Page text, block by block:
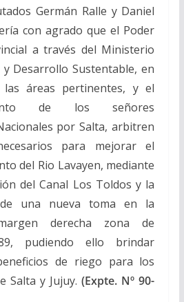
Germán Ralle y Daniel
con agrado que el Poder
a través del Ministerio
y Desarrollo Sustentable, en
áreas pertinentes, y el
de los señores
por Salta, arbitren
para mejorar el
del Rio Lavayen, mediante
del Canal Los Toldos y la
de una nueva toma en la
derecha zona de
pudiendo ello brindar
de riego para los
Salta y Jujuy. (Expte. Nº 90-